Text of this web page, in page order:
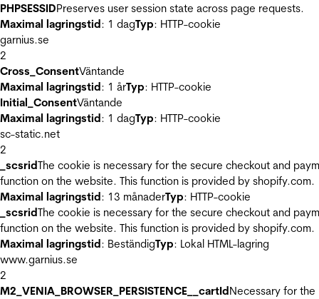
PHPSESSIDPreserves user session state across page requests.
Maximal lagringstid: 1 dagTyp: HTTP-cookie
garnius.se
2
Cross_ConsentVäntande
Maximal lagringstid: 1 årTyp: HTTP-cookie
Initial_ConsentVäntande
Maximal lagringstid: 1 dagTyp: HTTP-cookie
sc-static.net
2
_scsridThe cookie is necessary for the secure checkout and
function on the website. This function is provided by shopify.com.
Maximal lagringstid: 13 månaderTyp: HTTP-cookie
_scsridThe cookie is necessary for the secure checkout and
function on the website. This function is provided by shopify.com.
Maximal lagringstid: BeständigTyp: Lokal HTML-lagring
www.garnius.se
2
M2_VENIA_BROWSER_PERSISTENCE__cartIdNecessary for the